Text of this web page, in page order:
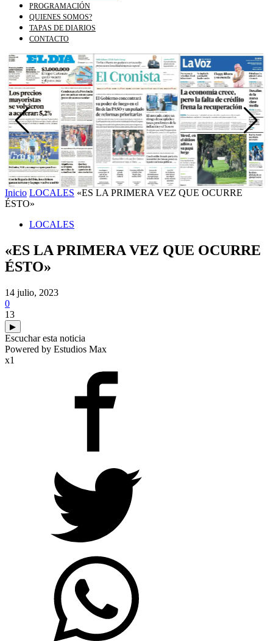
PROGRAMACIÓN
QUIENES SOMOS?
TAPAS DE DIARIOS
CONTACTO
Inicio LOCALES «ES LA PRIMERA VEZ QUE OCURRE
ÉSTO»
LOCALES
«ES LA PRIMERA VEZ QUE OCURRE
ÉSTO»
14 julio, 2023
0
13
▶
Escuchar esta noticia
Powered by Estudios Max
x1